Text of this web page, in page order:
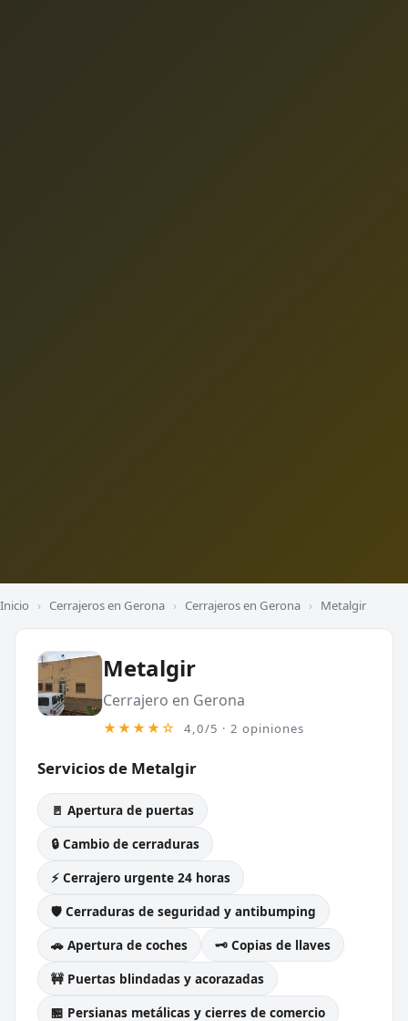
Inicio › Cerrajeros en Gerona › Cerrajeros en Gerona › Metalgir
Metalgir
Cerrajero en Gerona
★★★★☆ 4,0/5 · 2 opiniones
Servicios de Metalgir
🚪 Apertura de puertas
🔒 Cambio de cerraduras
⚡ Cerrajero urgente 24 horas
🛡️ Cerraduras de seguridad y antibumping
🚗 Apertura de coches
🗝️ Copias de llaves
🚧 Puertas blindadas y acorazadas
🏪 Persianas metálicas y cierres de comercio